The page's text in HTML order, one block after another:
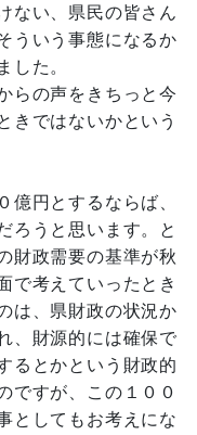
ない、県民の皆さん
ういう事態になるか
した。
らの声をきちっと今
きではないかという
円とするならば、
ろうと思います。と
財政需要の基準が秋
で考えていったとき
は、県財政の状況か
、財源的には確保で
るとかという財政的
ですが、この１００
としてもお考えにな